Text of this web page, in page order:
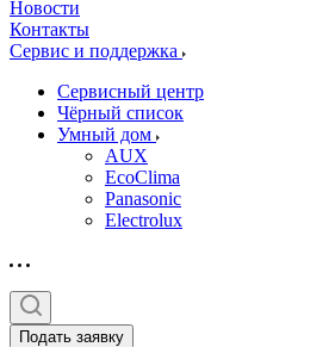
Новости
Контакты
Сервис и поддержка
Сервисный центр
Чёрный список
Умный дом
AUX
EcoClima
Panasonic
Electrolux
Подать заявку